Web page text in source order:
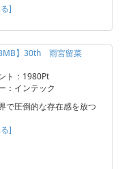
]
3MB】30th 雨宮留菜
ト：1980Pt
：インテック
で圧倒的な存在感を放つ
]